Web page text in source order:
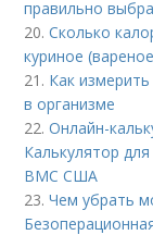
правильно
20.Сколько
куриное
21. Как
в организме
22.Онлайн-
Калькулятор
ВМС США
23.Чем убрать